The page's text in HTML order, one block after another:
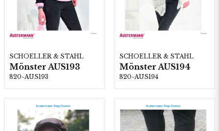
SCHOELLER & STAHL
Mönster AUS193
820-AUS193
SCHOELLER & STAHL
Mönster AUS194
820-AUS194